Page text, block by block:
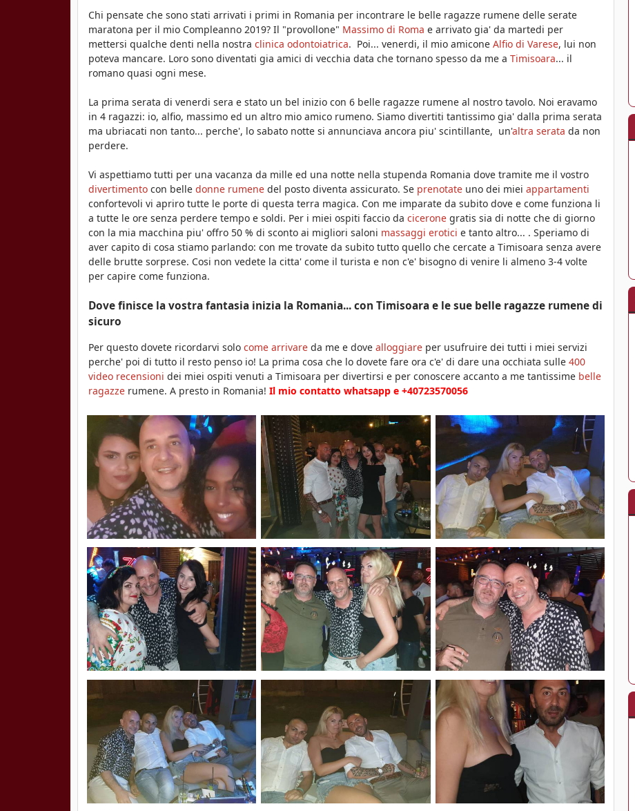
Chi pensate che sono stati arrivati i primi in Romania per incontrare le belle ragazze rumene delle serate
maratona per il mio Compleanno 2019? Il "provollone" Massimo di Roma e arrivato gia' da martedi per
mettersi qualche denti nella nostra clinica odontoiatrica. Poi... venerdi, il mio amicone Alfio di Varese, lui non
poteva mancare. Loro sono diventati gia amici di vecchia data che tornano spesso da me a Timisoara... il
romano quasi ogni mese.
La prima serata di venerdi sera e stato un bel inizio con 6 belle ragazze rumene al nostro tavolo. Noi eravamo
in 4 ragazzi: io, alfio, massimo ed un altro mio amico rumeno. Siamo divertiti tantissimo gia' dalla prima serata
ma ubriacati non tanto... perche', lo sabato notte si annunciava ancora piu' scintillante, un'altra serata da non
perdere.
Vi aspettiamo tutti per una vacanza da mille ed una notte nella stupenda Romania dove tramite me il vostro
divertimento con belle donne rumene del posto diventa assicurato. Se prenotate uno dei miei appartamenti
confortevoli vi apriro tutte le porte di questa terra magica. Con me imparate da subito dove e come funziona li
a tutte le ore senza perdere tempo e soldi. Per i miei ospiti faccio da cicerone gratis sia di notte che di giorno
con la mia macchina piu' offro 50 % di sconto ai migliori saloni massaggi erotici e tanto altro... . Speriamo di
aver capito di cosa stiamo parlando: con me trovate da subito tutto quello che cercate a Timisoara senza avere
delle brutte sorprese. Cosi non vedete la citta' come il turista e non c'e' bisogno di venire li almeno 3-4 volte
per capire come funziona.
Dove finisce la vostra fantasia inizia la Romania... con Timisoara e le sue belle ragazze rumene di
sicuro
Per questo dovete ricordarvi solo come arrivare da me e dove alloggiare per usufruire dei tutti i miei servizi
perche' poi di tutto il resto penso io! La prima cosa che lo dovete fare ora c'e' di dare una occhiata sulle 400
video recensioni dei miei ospiti venuti a Timisoara per divertirsi e per conoscere accanto a me tantissime belle
ragazze rumene. A presto in Romania! Il mio contatto whatsapp e +40723570056